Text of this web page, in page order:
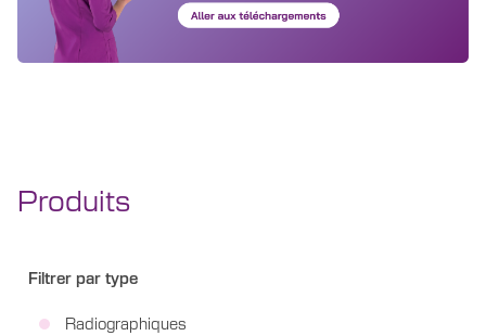
Produits
Filtrer par type
Radiographiques